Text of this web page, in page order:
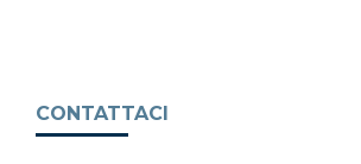
CONTATTACI